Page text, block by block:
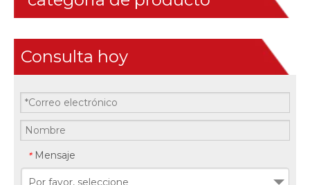
Consulta hoy
* Mensaje
Por favor, seleccione